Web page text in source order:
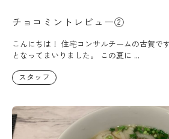
チョコミントレビュー②
こんにちは！ 住宅コンサルチームの古賀
となってまいりました。 この夏に ...
スタッフ